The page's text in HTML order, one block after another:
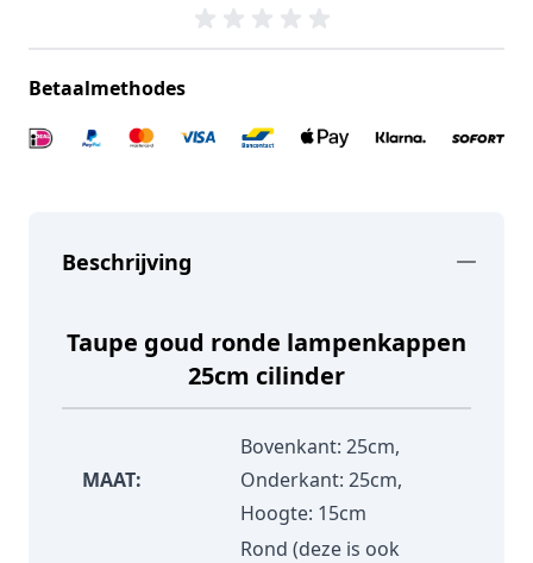
Betaalmethodes
Beschrijving
Taupe goud ronde lampenkappen
25cm cilinder
MAAT:
Bovenkant: 25cm,
Onderkant: 25cm,
Hoogte: 15cm
Rond (deze is ook